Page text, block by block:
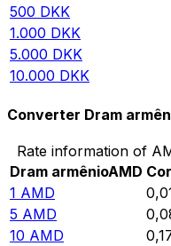
500 DKK
1.000 DKK
5.000 DKK
10.000 DKK
Converter Dram
Rate information of
Dram armênioAMD
1 AMD
5 AMD
10 AMD